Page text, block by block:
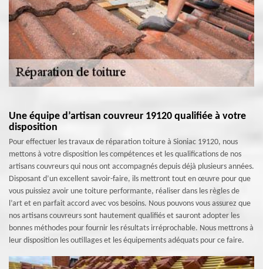
Une équipe d’artisan couvreur 19120 qualifiée à votre
disposition
Pour effectuer les travaux de réparation toiture à Sioniac 19120, nous
mettons à votre disposition les compétences et les qualifications de nos
artisans couvreurs qui nous ont accompagnés depuis déjà plusieurs années.
Disposant d’un excellent savoir-faire, ils mettront tout en œuvre pour que
vous puissiez avoir une toiture performante, réaliser dans les règles de
l’art et en parfait accord avec vos besoins. Nous pouvons vous assurez que
nos artisans couvreurs sont hautement qualifiés et sauront adopter les
bonnes méthodes pour fournir les résultats irréprochable. Nous mettrons à
leur disposition les outillages et les équipements adéquats pour ce faire.